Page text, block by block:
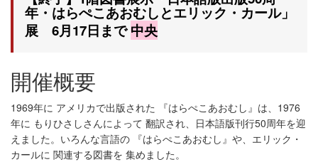
年・はらぺこあおむしとエリック・カール」
展 6月17日まで中央
開催概要
1969年に アメリカで出版された 『はらぺこあおむし』は、1976
年に もりひさしさんによって 翻訳され、日本語版刊行50周年を迎
えました。いろんな言語の 『はらぺこあおむし』や、エリック・
カールに 関連する図書を 集めました。